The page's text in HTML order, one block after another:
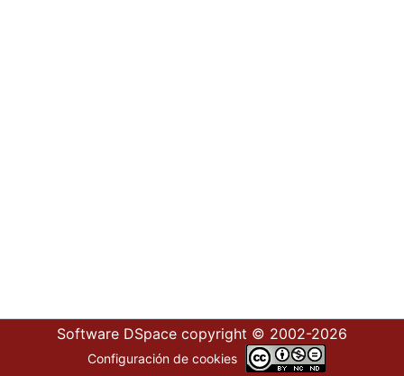
Software DSpace copyright © 2002-2026
Configuración de cookies